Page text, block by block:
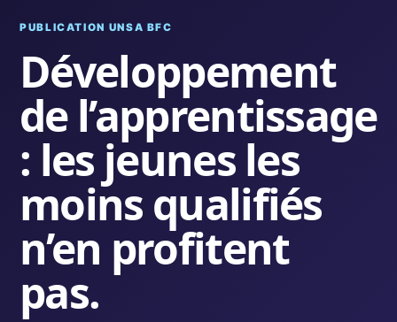
PUBLICATION UNSA BFC
Développement
de l’apprentissage
: les jeunes les
moins qualifiés
n’en profitent
pas.